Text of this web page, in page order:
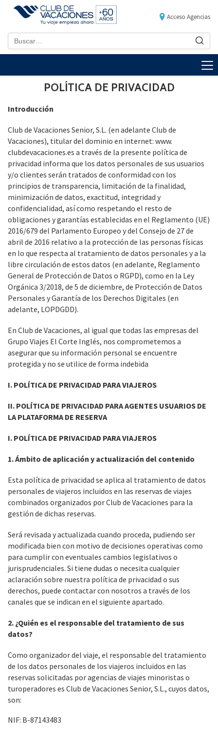
Acceso Agencias
POLÍTICA DE PRIVACIDAD
Introducción
Club de Vacaciones Senior, S.L. (en adelante Club de
Vacaciones), titular del dominio en internet: www.
clubdevacaciones.es a través de la presente política de
privacidad informa que los datos personales de sus usuarios
y/o clientes serán tratados de conformidad con los
principios de transparencia, limitación de la finalidad,
minimización de datos, exactitud, integridad y
confidencialidad, así como respetando el resto de
obligaciones y garantías establecidas en el Reglamento (UE)
2016/679 del Parlamento Europeo y del Consejo de 27 de
abril de 2016 relativo a la protección de las personas físicas
en lo que respecta al tratamiento de datos personales y a la
libre circulación de estos datos (en adelante, Reglamento
General de Protección de Datos o RGPD), como en la Ley
Orgánica 3/2018, de 5 de diciembre, de Protección de Datos
Personales y Garantía de los Derechos Digitales (en
adelante, LOPDGDD).
En Club de Vacaciones, al igual que todas las empresas del
Grupo Viajes El Corte Inglés, nos comprometemos a
asegurar que su información personal se encuentre
protegida y no se utilice de forma indebida
I. POLÍTICA DE PRIVACIDAD PARA VIAJEROS
II. POLÍTICA DE PRIVACIDAD PARA AGENTES USUARIOS DE
LA PLATAFORMA DE RESERVA
I. POLÍTICA DE PRIVACIDAD PARA VIAJEROS
1. Ámbito de aplicación y actualización del contenido
Esta política de privacidad se aplica al tratamiento de datos
personales de viajeros incluidos en las reservas de viajes
combinados organizados por Club de Vacaciones para la
gestión de dichas reservas.
Será revisada y actualizada cuando proceda, pudiendo ser
modificada bien con motivo de decisiones operativas como
para cumplir con eventuales cambios legislativos o
jurisprudenciales. Si tiene dudas o necesita cualquier
aclaración sobre nuestra política de privacidad o sus
derechos, puede contactar con nosotros a través de los
canales que se indican en el siguiente apartado.
2. ¿Quién es el responsable del tratamiento de sus
datos?
Como organizador del viaje, el responsable del tratamiento
de los datos personales de los viajeros incluidos en las
reservas solicitadas por agencias de viajes minoristas o
turoperadores es Club de Vacaciones Senior, S.L., cuyos datos,
son:
NIF: B-87143483